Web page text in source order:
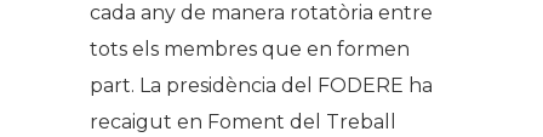
cada any de manera rotatòria entre
tots els membres que en formen
part. La presidència del FODERE ha
recaigut en Foment del Treball